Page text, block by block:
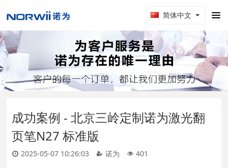
简体中文
成功案例 - 北京三岭定制诺为激光翻
页笔N27 标准版
2025-05-07 10:26:03 诺为 401